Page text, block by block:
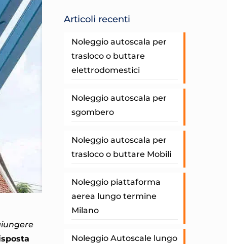
Articoli recenti
Noleggio autoscala per
trasloco o buttare
elettrodomestici
Noleggio autoscala per
sgombero
Noleggio autoscala per
trasloco o buttare Mobili
Noleggio piattaforma
aerea lungo termine
Milano
Noleggio Autoscale lungo